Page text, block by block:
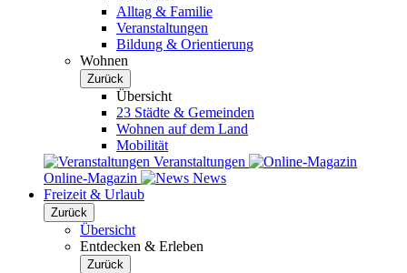
Alltag & Familie
Veranstaltungen
Bildung & Orientierung
Wohnen
Zurück
Übersicht
23 Städte & Gemeinden
Wohnen auf dem Land
Mobilität
Veranstaltungen
Online-Magazin
News
Freizeit & Urlaub
Zurück
Übersicht
Entdecken & Erleben
Zurück